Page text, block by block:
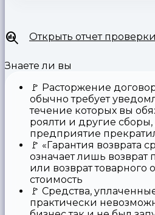
Открыть отчет проверки
Знаете ли вы
🚩 Расторжение
обычно требует
течение которых вы
роялти и другие
предприятие
🚩 «Гарантия возврата
означает лишь возврат
или возврат товарного
стоимость
🚩 Средства,
практически